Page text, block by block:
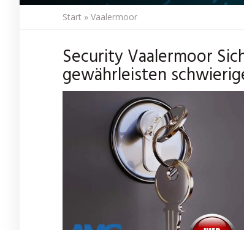
Start » Vaalermoor
Security Vaalermoor
gewährleisten